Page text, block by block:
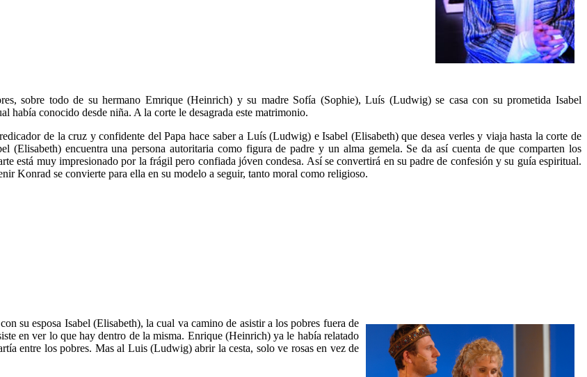
sobre todo de su hermano Emrique (Heinrich) y su madre Sofía (Sophie), Luís (Ludwig) se casa con su prometida Isabel
había conocido desde niña. A la corte le desagrada este matrimonio.
de la cruz y confidente del Papa hace saber a Luís (Ludwig) e Isabel (Elisabeth) que desea verles y viaja hasta la corte de
(Elisabeth) encuentra una persona autoritaria como figura de padre y un alma gemela. Se da así cuenta de que comparten los
está muy impresionado por la frágil pero confiada jóven condesa. Así se convertirá en su padre de confesión y su guía espiritual.
Konrad se convierte para ella en su modelo a seguir, tanto moral como religioso.
su esposa Isabel (Elisabeth), la cual va camino de asistir a los pobres fuera de
en ver lo que hay dentro de la misma. Enrique (Heinrich) ya le había relatado
entre los pobres. Mas al Luis (Ludwig) abrir la cesta, solo ve rosas en vez de